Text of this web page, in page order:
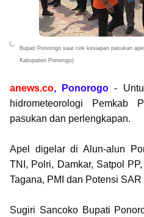
Bupati Ponorogo saat cek kesiapan pasukan
Kabupaten Ponorogo)
anews.co, Ponorogo -
hidrometeorologi Pemkab
pasukan dan perlengkapan.
Apel digelar di Alun-alun
TNI, Polri, Damkar, Satpol
Tagana, PMI dan Potensi
Sugiri Sancoko Bupati